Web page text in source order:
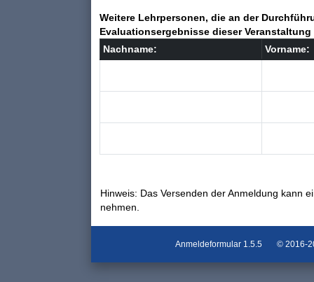
Weitere Lehrpersonen, die an der
Evaluationsergebnisse dieser
Nachname:
Vorname:
Hinweis: Das Versenden der Anmeldung kann
nehmen.
Anmeldeformular 1.5.5 © 2016-